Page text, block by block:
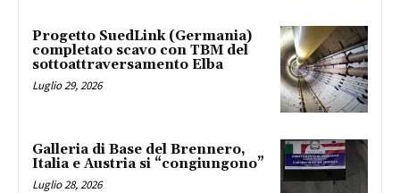
Progetto SuedLink (Germania)
completato scavo con TBM del
sottoattraversamento Elba
Luglio 29, 2026
Galleria di Base del Brennero,
Italia e Austria si “congiungono”
Luglio 28, 2026